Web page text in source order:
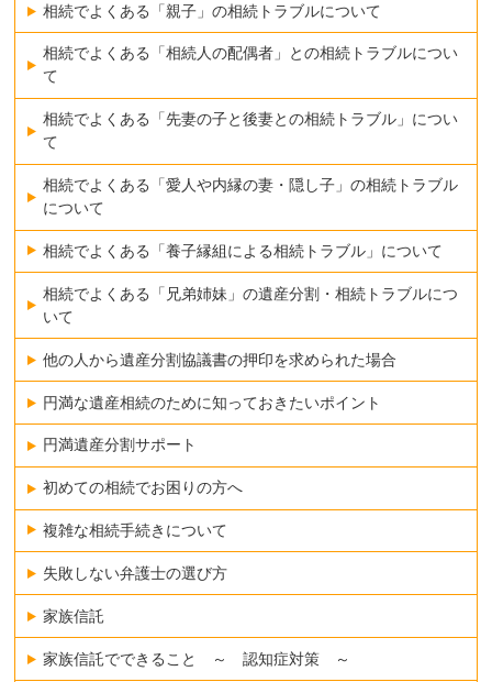
相続でよくある「親子」の相続トラブルについて
相続でよくある「相続人の配偶者」との相続トラブルについ
て
相続でよくある「先妻の子と後妻との相続トラブル」につい
て
相続でよくある「愛人や内縁の妻・隠し子」の相続トラブル
について
相続でよくある「養子縁組による相続トラブル」について
相続でよくある「兄弟姉妹」の遺産分割・相続トラブルにつ
いて
他の人から遺産分割協議書の押印を求められた場合
円満な遺産相続のために知っておきたいポイント
円満遺産分割サポート
初めての相続でお困りの方へ
複雑な相続手続きについて
失敗しない弁護士の選び方
家族信託
家族信託でできること ～ 認知症対策 ～